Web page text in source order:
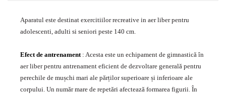
Mese de jocuri
MOBILIER URBAN
Cosuri de gunoi
Panouri pentru informare/Marcaje
Foisoare si pergole
Aparatul este destinat exercitiilor recreative in aer liber pentru
adolescenti, adulti si seniori peste 140 cm.
Efect de antrenament : Acesta este un echipament de gimnastică în
aer liber pentru antrenament eficient de dezvoltare generală pentru
perechile de mușchi mari ale părților superioare și inferioare ale
corpului. Un număr mare de repetări afectează formarea figurii. În